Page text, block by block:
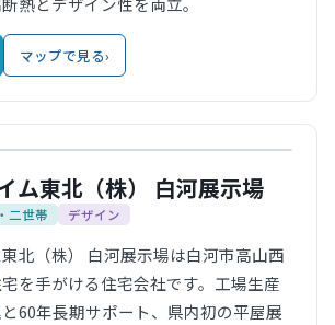
マップで見る›
ム東北（株） 白河展示場
二世帯 デザイン
北（株） 白河展示場は白河市高山西
を手がける住宅会社です。工場生産
60年長期サポート、県内初の平屋展